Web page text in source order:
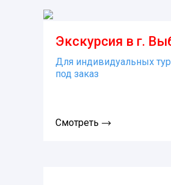
Экскурсия в г.
Для индивидуальных
под заказ
Смотреть